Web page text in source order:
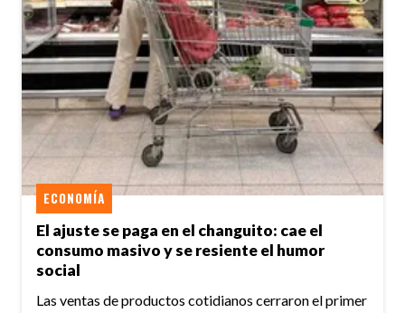
El ajuste se paga en el changuito: cae el
consumo masivo y se resiente el humor
social
ECONOMÍA
Las ventas de productos cotidianos cerraron el primer